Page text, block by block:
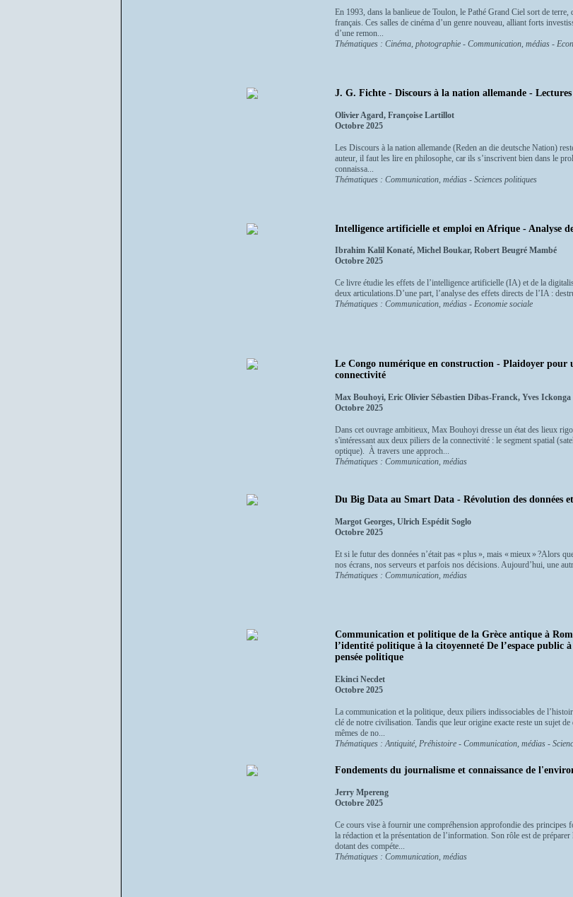
En 1993, dans la banlieue de Toulon, le Pathé Grand Ciel sort de
français. Ces salles de cinéma d’un genre nouveau, alliant forts
d’une remon...
Thématiques : Cinéma, photographie - Communication, médias -
J. G. Fichte - Discours à la nation allemande -
Olivier Agard, Françoise Lartillot
Octobre 2025
Les Discours à la nation allemande (Reden an die deutsche Nation)
auteur, il faut les lire en philosophe, car ils s’inscrivent bien dans le
connaissa...
Thématiques : Communication, médias - Sciences politiques
Intelligence artificielle et emploi en Afrique - Analyse
Ibrahim Kalil Konaté, Michel Boukar, Robert Beugré Mambé
Octobre 2025
Ce livre étudie les effets de l’intelligence artificielle (IA) et de la
deux articulations.D’une part, l’analyse des effets directs de l’IA :
Thématiques : Communication, médias - Economie sociale
Le Congo numérique en construction - Plaidoyer
connectivité
Max Bouhoyi, Eric Olivier Sébastien Dibas-Franck, Yves Ickonga
Octobre 2025
Dans cet ouvrage ambitieux, Max Bouhoyi dresse un état des lieux
s'intéressant aux deux piliers de la connectivité : le segment spatial
optique). À travers une approch...
Thématiques : Communication, médias
Du Big Data au Smart Data - Révolution des données
Margot Georges, Ulrich Espédit Soglo
Octobre 2025
Et si le futur des données n’était pas « plus », mais « mieux » ?Alors
nos écrans, nos serveurs et parfois nos décisions. Aujourd’hui, une
Thématiques : Communication, médias
Communication et politique de la Grèce antique à
l’identité politique à la citoyenneté De l’espace
pensée politique
Ekinci Necdet
Octobre 2025
La communication et la politique, deux piliers indissociables de
clé de notre civilisation. Tandis que leur origine exacte reste un sujet
mêmes de no...
Thématiques : Antiquité, Préhistoire - Communication, médias -
Fondements du journalisme et connaissance de
Jerry Mpereng
Octobre 2025
Ce cours vise à fournir une compréhension approfondie des principes
la rédaction et la présentation de l’information. Son rôle est de
dotant des compéte...
Thématiques : Communication, médias